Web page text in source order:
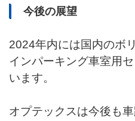
今後の展望
2024年内には国内のボ
インパーキング車室用
います。
オプテックスは今後も